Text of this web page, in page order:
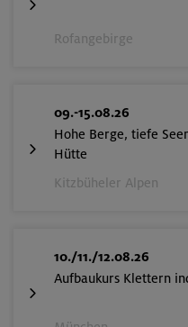
Rofangebirge
09.-15.08.26
Hohe Berge, tiefe
Hütte
Kitzbüheler Alpen
10./11./12.08.26
Aufbaukurs Klettern